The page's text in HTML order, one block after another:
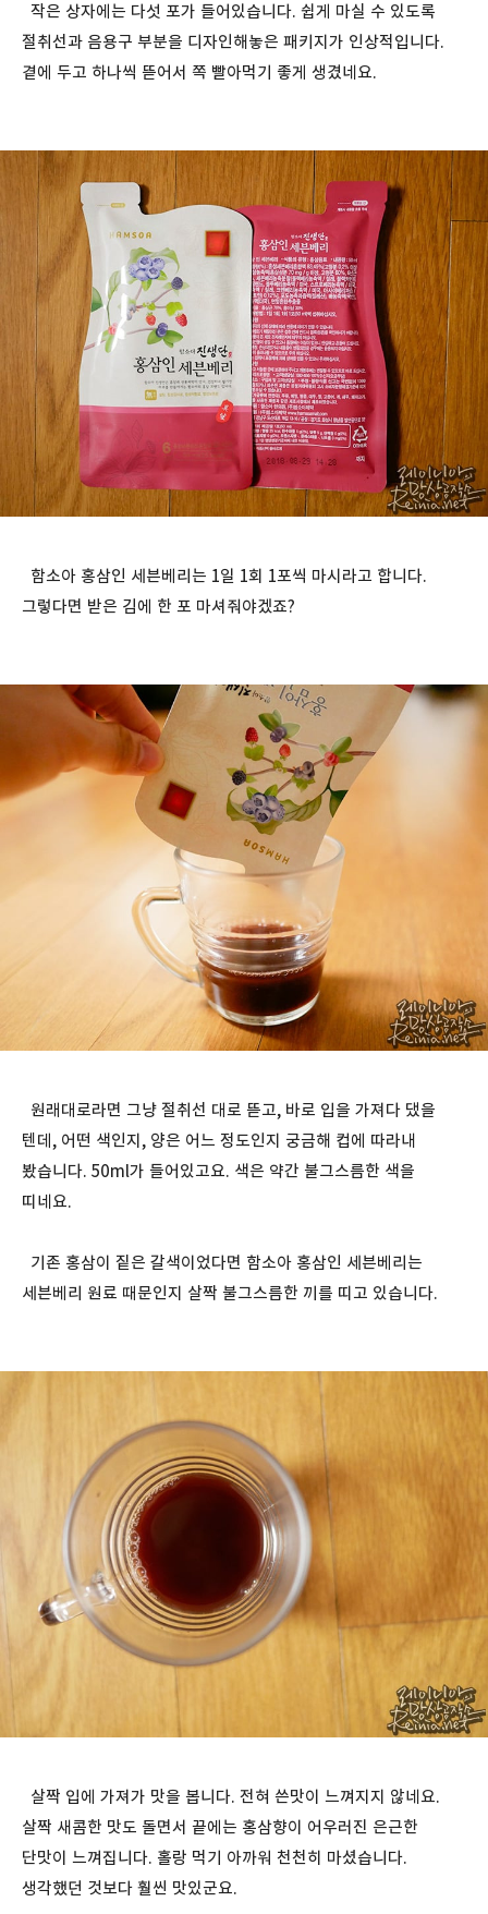
작은 상자에는 다섯 포가 들어있습니다. 쉽게 마실 수 있도록
절취선과 음용구 부분을 디자인해놓은 패키지가 인상적입니다.
곁에 두고 하나씩 뜯어서 쪽 빨아먹기 좋게 생겼네요.
함소아 홍삼인 세븐베리는 1일 1회 1포씩 마시라고 합니다.
그렇다면 받은 김에 한 포 마셔줘야겠죠?
원래대로라면 그냥 절취선 대로 뜯고, 바로 입을 가져다 댔을
텐데, 어떤 색인지, 양은 어느 정도인지 궁금해 컵에 따라내
봤습니다. 50ml가 들어있고요. 색은 약간 불그스름한 색을
띠네요.
기존 홍삼이 짙은 갈색이었다면 함소아 홍삼인 세븐베리는
세븐베리 원료 때문인지 살짝 불그스름한 끼를 띠고 있습니다.
살짝 입에 가져가 맛을 봅니다. 전혀 쓴맛이 느껴지지 않네요.
살짝 새콤한 맛도 돌면서 끝에는 홍삼향이 어우러진 은근한
단맛이 느껴집니다. 홀랑 먹기 아까워 천천히 마셨습니다.
생각했던 것보다 훨씬 맛있군요.